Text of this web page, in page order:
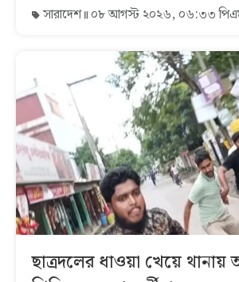
সারাদেশ ০৮ আগস্ট ২০২৬, ০৬:৩৩
ছাত্রদলের ধাওয়া খেয়ে